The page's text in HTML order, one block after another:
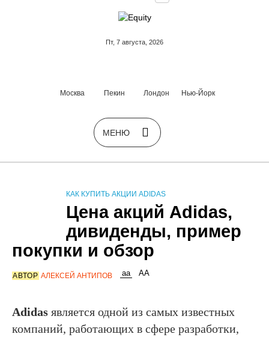
Пт, 7 августа, 2026
Москва Пекин Лондон Нью-Йорк
КАК КУПИТЬ АКЦИИ ADIDAS
Цена акций Adidas,
дивиденды, пример
покупки и обзор
АВТОР АЛЕКСЕЙ АНТИПОВ
Adidas является одной из самых известных
компаний, работающих в сфере разработки,